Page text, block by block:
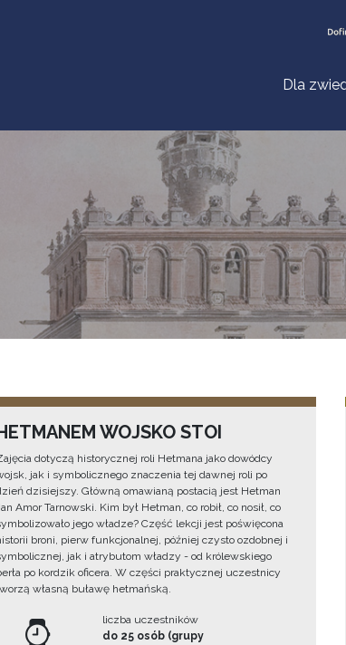
Dla
WOJSKO STOI
dotyczą historycznej roli Hetmana jako dowódcy
jak i symbolicznego znaczenia tej dawnej roli po
dzisiejszy. Główną omawianą postacią jest Hetman
Amor Tarnowski. Kim był Hetman, co robił, co nosił, co
jego władze? Część lekcji jest poświęcona
broni, pierw funkcjonalnej, później czysto ozdobnej i
jak i atrybutom władzy - od królewskiego
po kordzik oficera. W części praktycznej uczestnicy
własną buławę hetmańską.
liczba uczestników
do 25 osób (grupy